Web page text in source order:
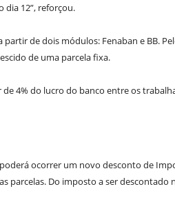
dia 12”, reforçou.
partir de dois módulos: Fenaban e BB.
de uma parcela fixa.
4% do lucro do banco entre os
ocorrer um novo desconto de
parcelas. Do imposto a ser